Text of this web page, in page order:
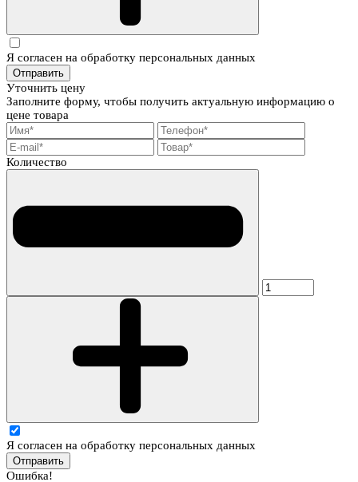
Я согласен на обработку персональных данных
Отправить
Уточнить цену
Заполните форму, чтобы получить актуальную информацию о
цене товара
Количество
Я согласен на обработку персональных данных
Отправить
Ошибка!